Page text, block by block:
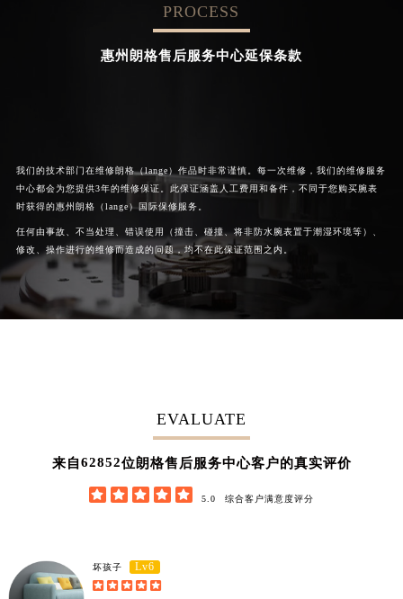

PROCESS
惠州朗格售后服务中心延保条款
我们的技术部门在维修朗格（lange）作品时非常谨慎。每一次维修，我们的维修服务
中心都会为您提供3年的维修保证。此保证涵盖人工费用和备件，不同于您购买腕表
时获得的惠州朗格（lange）国际保修服务。
任何由事故、不当处理、错误使用（撞击、碰撞、将非防水腕表置于潮湿环境等）、
修改、操作进行的维修而造成的问题，均不在此保证范围之内。
EVALUATE
来自62852位朗格售后服务中心客户的真实评价
     5.0 综合客户满意度评分
坏孩子 Lv6
    